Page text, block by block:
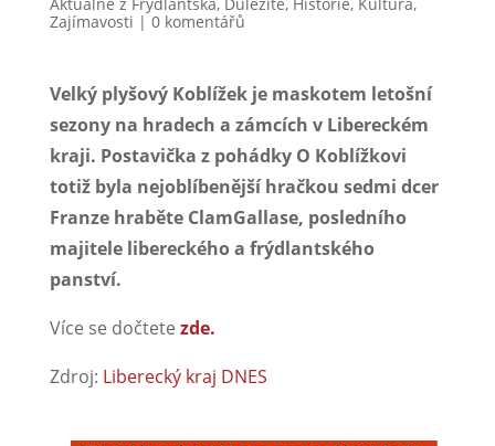
Zajímavosti | 0 komentářů
Velký plyšový Koblížek je maskotem letošní
sezony na hradech a zámcích v Libereckém
kraji. Postavička z pohádky O Koblížkovi
totiž byla nejoblíbenější hračkou sedmi dcer
Franze hraběte ClamGallase, posledního
majitele libereckého a frýdlantského
panství.
Více se dočtete zde.
Zdroj: Liberecký kraj DNES